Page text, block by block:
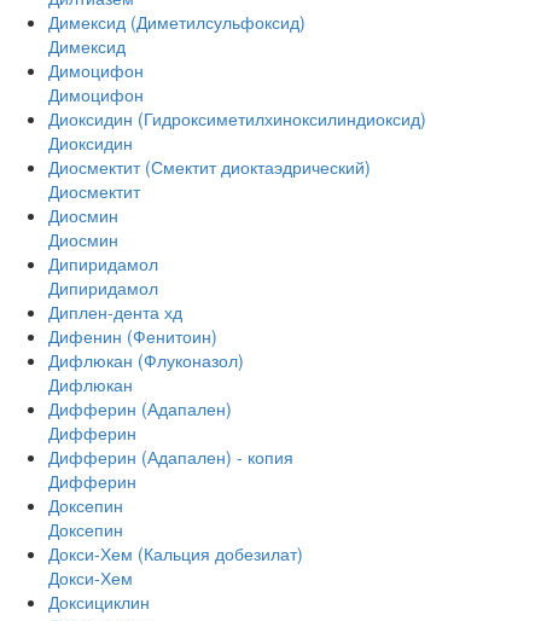
Димексид (Диметилсульфоксид)
Димексид
Димоцифон
Димоцифон
Диоксидин (Гидроксиметилхиноксилиндиоксид)
Диоксидин
Диосмектит (Смектит диоктаэдрический)
Диосмектит
Диосмин
Диосмин
Дипиридамол
Дипиридамол
Диплен-дента хд
Дифенин (Фенитоин)
Дифлюкан (Флуконазол)
Дифлюкан
Дифферин (Адапален)
Дифферин
Дифферин (Адапален) - копия
Дифферин
Доксепин
Доксепин
Докси-Хем (Кальция добезилат)
Докси-Хем
Доксициклин